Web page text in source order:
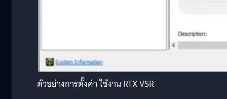
ตัวอย่างการตั้งค่า ใช้งาน RTX VSR